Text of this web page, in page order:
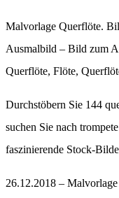
Malvorlage Querflöte.
Ausmalbild – Bild zum
Querflöte, Flöte,
Durchstöbern Sie 144
suchen Sie nach
faszinierende Stock-
26.12.2018 –